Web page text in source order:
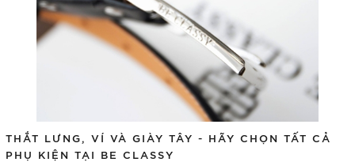
THẮT LƯNG, VÍ VÀ GIÀY TÂY - HÃY CHỌN TẤT CẢ
PHỤ KIỆN TẠI BE CLASSY